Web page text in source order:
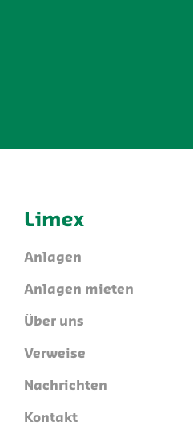
Limex
Anlagen
Anlagen mieten
Über uns
Verweise
Nachrichten
Kontakt